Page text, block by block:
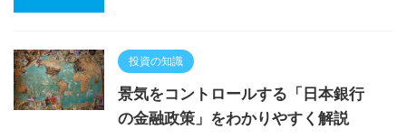
投資の知識
景気をコントロールする「日本銀行
の金融政策」をわかりやすく解説